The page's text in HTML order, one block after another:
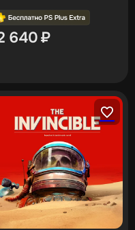
640₽